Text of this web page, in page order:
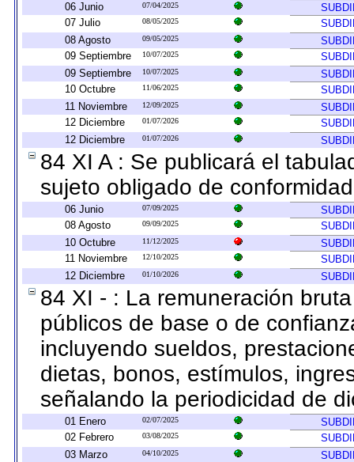
06 Junio
07/04/2025
07 Julio
08/05/2025
08 Agosto
09/05/2025
09 Septiembre
10/07/2025
09 Septiembre
10/07/2025
10 Octubre
11/06/2025
11 Noviembre
12/09/2025
12 Diciembre
01/07/2026
12 Diciembre
01/07/2026
84 XI A : Se publicará el
sujeto obligado de
06 Junio 07/09/2025
08 Agosto
09/09/2025
10 Octubre
11/12/2025
11 Noviembre
12/10/2025
12 Diciembre
01/10/2026
84 XI - : La remuneración
públicos de base o de
incluyendo sueldos,
dietas, bonos, estímulos,
señalando la periodicidad de
01 Enero 02/07/2025
02 Febrero
03/08/2025
03 Marzo
04/10/2025